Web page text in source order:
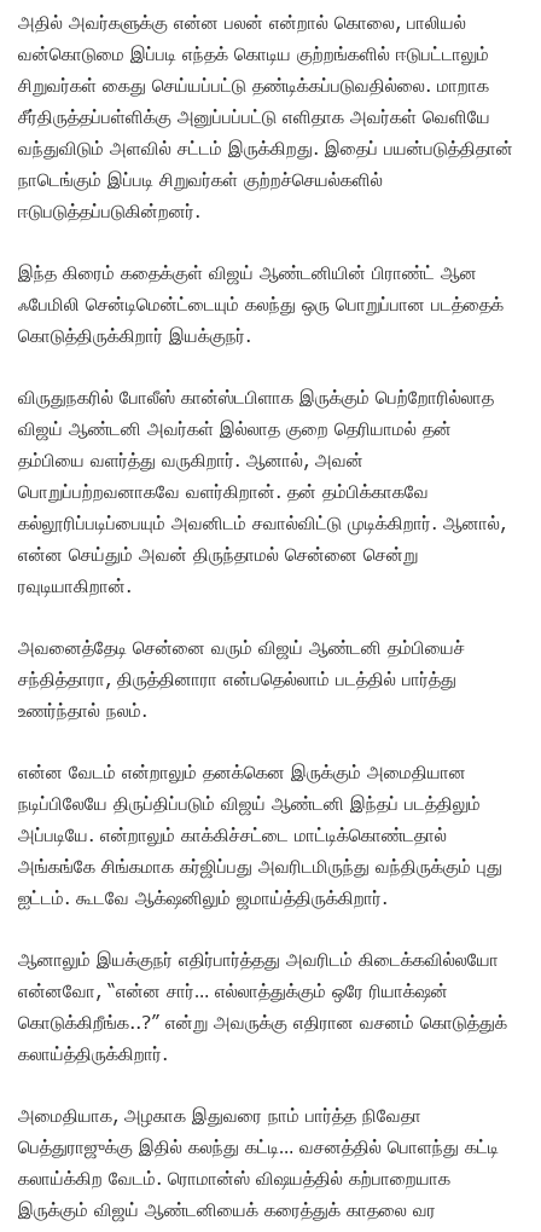
அதில் அவர்களுக்கு என்ன பலன் என்றால் கொலை, பாலியல்
வன்கொடுமை இப்படி எந்தக் கொடிய குற்றங்களில் ஈடுபட்டாலும்
சிறுவர்கள் கைது செய்யப்பட்டு தண்டிக்கப்படுவதில்லை. மாறாக
சீர்திருத்தப்பள்ளிக்கு அனுப்பப்பட்டு எளிதாக அவர்கள் வெளியே
வந்துவிடும் அளவில் சட்டம் இருக்கிறது. இதைப் பயன்படுத்திதான்
நாடெங்கும் இப்படி சிறுவர்கள் குற்றச்செயல்களில்
ஈடுபடுத்தப்படுகின்றனர்.
இந்த கிரைம் கதைக்குள் விஜய் ஆண்டனியின் பிராண்ட் ஆன
ஃபேமிலி சென்டிமென்ட்டையும் கலந்து ஒரு பொறுப்பான படத்தைக்
கொடுத்திருக்கிறார் இயக்குநர்.
விருதுநகரில் போலீஸ் கான்ஸ்டபிளாக இருக்கும் பெற்றோரில்லாத
விஜய் ஆண்டனி அவர்கள் இல்லாத குறை தெரியாமல் தன்
தம்பியை வளர்த்து வருகிறார். ஆனால், அவன்
பொறுப்பற்றவனாகவே வளர்கிறான். தன் தம்பிக்காகவே
கல்லூரிப்படிப்பையும் அவனிடம் சவால்விட்டு முடிக்கிறார். ஆனால்,
என்ன செய்தும் அவன் திருந்தாமல் சென்னை சென்று
ரவுடியாகிறான்.
அவனைத்தேடி சென்னை வரும் விஜய் ஆண்டனி தம்பியைச்
சந்தித்தாரா, திருத்தினாரா என்பதெல்லாம் படத்தில் பார்த்து
உணர்ந்தால் நலம்.
என்ன வேடம் என்றாலும் தனக்கென இருக்கும் அமைதியான
நடிப்பிலேயே திருப்திப்படும் விஜய் ஆண்டனி இந்தப் படத்திலும்
அப்படியே. என்றாலும் காக்கிச்சட்டை மாட்டிக்கொண்டதால்
அங்கங்கே சிங்கமாக கர்ஜிப்பது அவரிடமிருந்து வந்திருக்கும் புது
ஐட்டம். கூடவே ஆக்‌ஷனிலும் ஜமாய்த்திருக்கிறார்.
ஆனாலும் இயக்குநர் எதிர்பார்த்தது அவரிடம் கிடைக்கவில்லயோ
என்னவோ, “என்ன சார்… எல்லாத்துக்கும் ஒரே ரியாக்‌ஷன்
கொடுக்கிறீங்க..?” என்று அவருக்கு எதிரான வசனம் கொடுத்துக்
கலாய்த்திருக்கிறார்.
அமைதியாக, அழகாக இதுவரை நாம் பார்த்த நிவேதா
பெத்துராஜுக்கு இதில் கலந்து கட்டி… வசனத்தில் பொளந்து கட்டி
கலாய்க்கிற வேடம். ரொமான்ஸ் விஷயத்தில் கற்பாறையாக
இருக்கும் விஜய் ஆண்டனியைக் கரைத்துக் காதலை வர